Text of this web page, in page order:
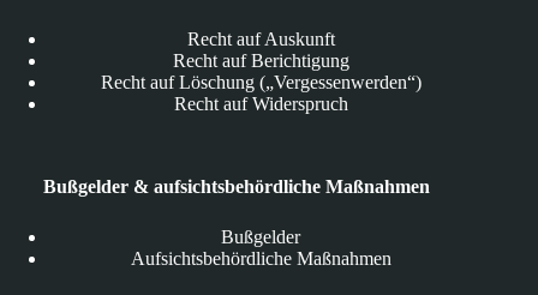
Recht auf Auskunft
Recht auf Berichtigung
Recht auf Löschung („Vergessenwerden“)
Recht auf Widerspruch
Bußgelder & aufsichtsbehördliche Maßnahmen
Bußgelder
Aufsichtsbehördliche Maßnahmen